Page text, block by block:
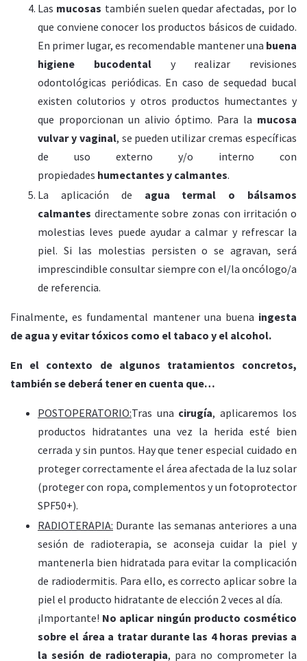
Las mucosas también suelen quedar afectadas, por lo
que conviene conocer los productos básicos de cuidado.
En primer lugar, es recomendable mantener una buena
higiene bucodentaly realizar revisiones
odontológicas periódicas. En caso de sequedad bucal
existen colutorios y otros productos humectantes y
que proporcionan un alivio óptimo. Para la mucosa
vulvar y vaginal, se pueden utilizar cremas específicas
de uso externo y/o interno con
propiedades humectantes y calmantes.
La aplicación de agua termal o bálsamos
calmantes directamente sobre zonas con irritación o
molestias leves puede ayudar a calmar y refrescar la
piel. Si las molestias persisten o se agravan, será
imprescindible consultar siempre con el/la oncólogo/a
de referencia.
Finalmente, es fundamental mantener una buena ingesta
de agua y evitar tóxicos como el tabaco y el alcohol.
En el contexto de algunos tratamientos concretos,
también se deberá tener en cuenta que…
POSTOPERATORIO:Tras una cirugía, aplicaremos los
productos hidratantes una vez la herida esté bien
cerrada y sin puntos. Hay que tener especial cuidado en
proteger correctamente el área afectada de la luz solar
(proteger con ropa, complementos y un fotoprotector
SPF50+).
RADIOTERAPIA: Durante las semanas anteriores a una
sesión de radioterapia, se aconseja cuidar la piel y
mantenerla bien hidratada para evitar la complicación
de radiodermitis. Para ello, es correcto aplicar sobre la
piel el producto hidratante de elección 2 veces al día.
¡Importante! No aplicar ningún producto cosmético
sobre el área a tratar durante las 4 horas previas a
la sesión de radioterapia, para no comprometer la